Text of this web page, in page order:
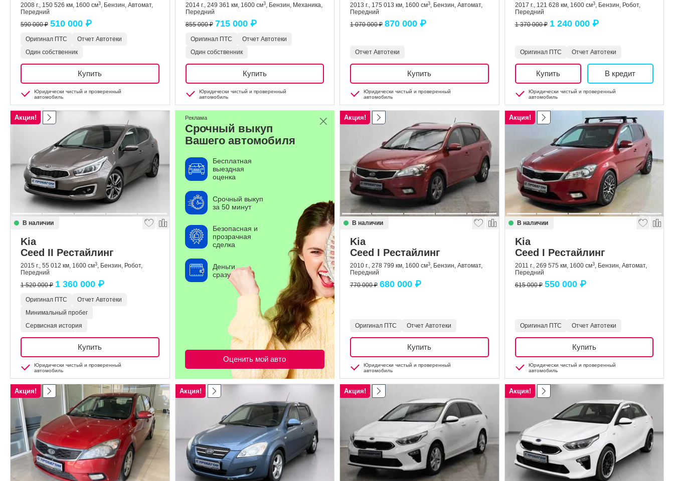
2008 г., 150 526 км, 1600 см3, Бензин, Автомат,
Передний
590 000 ₽ 510 000 ₽
Оригинал ПТС
Отчет Автотеки
Один собственник
Купить
Юридически чистый и проверенный
автомобиль
2014 г., 249 361 км, 1600 см3, Бензин, Механика,
Передний
855 000 ₽ 715 000 ₽
Оригинал ПТС
Отчет Автотеки
Один собственник
Купить
Юридически чистый и проверенный
автомобиль
2013 г., 175 013 км, 1600 см3, Бензин, Автомат,
Передний
1 070 000 ₽ 870 000 ₽
Отчет Автотеки
Купить
Юридически чистый и проверенный
автомобиль
2017 г., 121 628 км, 1600 см3, Бензин, Робот,
Передний
1 370 000 ₽ 1 240 000 ₽
Оригинал ПТС Отчет Автотеки
Купить В кредит
Юридически чистый и проверенный
автомобиль
Акция!
В наличии
Kia
Ceed II Рестайлинг
2015 г., 55 012 км, 1600 см3, Бензин, Робот,
Передний
1 520 000 ₽ 1 360 000 ₽
Оригинал ПТС
Отчет Автотеки
Минимальный пробег
Сервисная история
Купить
Юридически чистый и проверенный
автомобиль
Срочный выкуп
Вашего автомобиля
Бесплатная
выездная
оценка
Срочный выкуп
за 50 минут
Безопасная и
прозрачная
сделка
Деньги
сразу
Оценить мой авто
Реклама Акция!
В наличии
Kia
Ceed I Рестайлинг
2010 г., 278 799 км, 1600 см3, Бензин, Автомат,
Передний
770 000 ₽ 680 000 ₽
Оригинал ПТС Отчет Автотеки
Купить
Юридически чистый и проверенный
автомобиль
Акция!
В наличии
Kia
Ceed I Рестайлинг
2011 г., 269 575 км, 1600 см3, Бензин, Автомат,
Передний
615 000 ₽ 550 000 ₽
Оригинал ПТС Отчет Автотеки
Купить
Юридически чистый и проверенный
автомобиль
Акция! Акция! Акция! Акция!